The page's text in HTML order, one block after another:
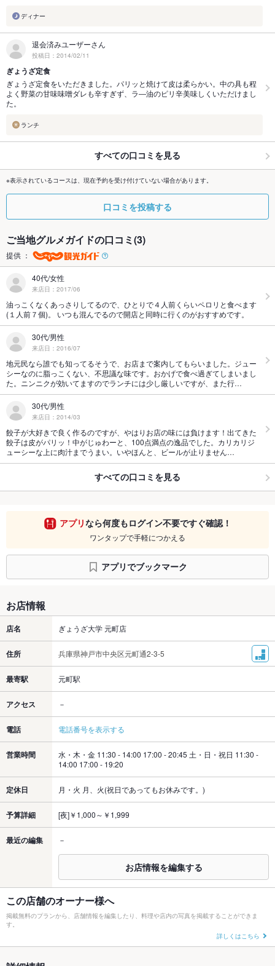
ディナー
退会済みユーザーさん
投稿日：2014/02/11
ぎょうざ定食
ぎょうざ定食をいただきました。パリッと焼けて皮は柔らかい。中の具も程
よく野菜の甘味味噌ダレも辛すぎず、ラ―油のピリ辛美味しくいただけまし
た。
ランチ
すべての口コミを見る
※表示されているコースは、現在予約を受け付けていない場合があります。
口コミを投稿する
ご当地グルメガイドの口コミ(3)
提供 ：
40代/女性
来店日：2017/06
油っこくなくあっさりしてるので、ひとりで４人前くらいペロリと食べます
(１人前７個)。 いつも混んでるので開店と同時に行くのがおすすめです。
30代/男性
来店日：2016/07
地元民なら誰でも知ってるそうで、お店まで案内してもらいました。ジュー
シーなのに脂っこくない、不思議な味です。おかげで食べ過ぎてしまいまし
た。ニンニクが効いてますのでランチには少し厳しいですが、また行…
30代/男性
来店日：2014/03
餃子が大好きで良く作るのですが、やはりお店の味には負けます！出てきた
餃子は皮がパリッ！中がじゅわーと、100点満点の逸品でした。カリカリジ
ューシーな上に肉汁までうまい。いやほんと、ビールが止りません…
すべての口コミを見る
アプリなら何度もログイン不要ですぐ確認！
ワンタップで手軽につかえる
アプリでブックマーク
お店情報
店名 ぎょうざ大学 元町店
住所 兵庫県神戸市中央区元町通2-3-5
最寄駅 元町駅
アクセス －
電話 電話番号を表示する
営業時間
水・木・金 11:30 - 14:00 17:00 - 20:45 土・日・祝日 11:30 -
14:00 17:00 - 19:20
定休日 月・火 月、火(祝日であってもお休みです。)
予算詳細 [夜]￥1,000～￥1,999
最近の編集 －
お店情報を編集する
この店舗のオーナー様へ
掲載無料のプランから、店舗情報を編集したり、料理や店内の写真を掲載することができま
す。
詳しくはこちら